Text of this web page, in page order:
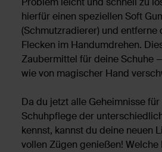
hierfür einen speziellen Soft
(Schmutzradierer) und entferne
Flecken im Handumdrehen.
Zaubermittel für deine Schuhe
wie von magischer Hand
Da du jetzt alle Geheimnisse
Schuhpflege der
kennst, kannst du deine neuen
vollen Zügen genießen! Welche